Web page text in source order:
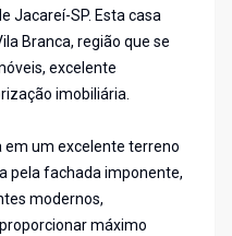
Jacareí-SP. Esta casa
Branca, região que se
excelente
imobiliária.
em um excelente terreno
pela fachada imponente,
modernos,
máximo